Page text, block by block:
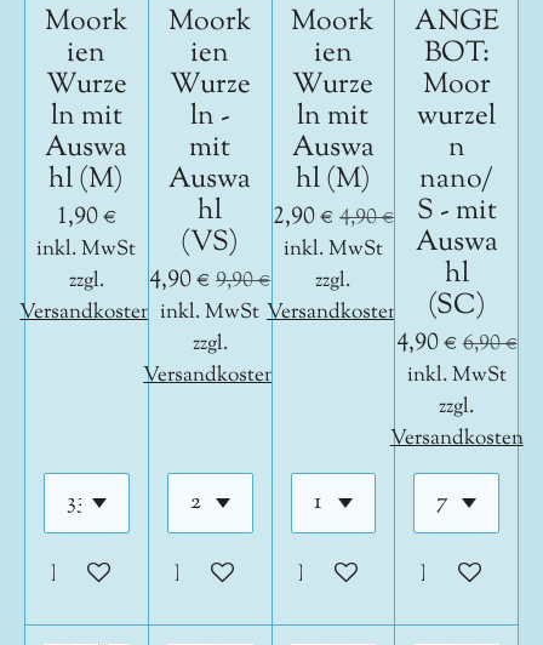
Moork
ien
Wurze
ln mit
Auswa
hl (M)
1,90 €
inkl. MwSt
zzgl.
Versandkosten
In den Warenkorb
Moork
ien
Wurze
ln -
mit
Auswa
hl
(VS)
4,90 € 9,90 €
inkl. MwSt
zzgl.
Versandkosten
In den Warenkorb
Moork
ien
Wurze
ln mit
Auswa
hl (M)
2,90 € 4,90 €
inkl. MwSt
zzgl.
Versandkosten
In den Warenkorb
ANGE
BOT:
Moor
wurzel
n
nano/
S - mit
Auswa
hl
(SC)
4,90 €6,90 €
inkl. MwSt
zzgl.
Versandkosten
In den